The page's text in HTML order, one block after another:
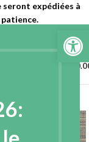
Ouvrir
expédiées à